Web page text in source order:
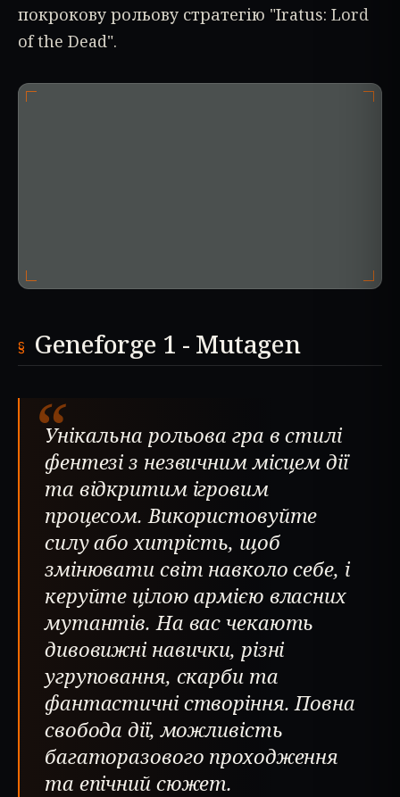
покрокову рольову стратегію "Iratus: Lord
of the Dead".
Geneforge 1 - Mutagen
“
Унікальна рольова гра в стилі
фентезі з незвичним місцем дії
та відкритим ігровим
процесом. Використовуйте
силу або хитрість, щоб
змінювати світ навколо себе, і
керуйте цілою армією власних
мутантів. На вас чекають
дивовижні навички, різні
угруповання, скарби та
фантастичні створіння. Повна
свобода дії, можливість
багаторазового проходження
та епічний сюжет.